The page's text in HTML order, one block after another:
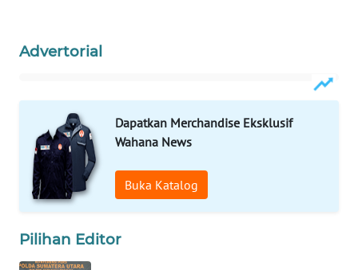
Advertorial
Dapatkan Merchandise Eksklusif
Wahana News
Buka Katalog
Pilihan Editor
Network
KONSUMEN
LISTRIK
MASYARAKAT
KELISTRIKAN